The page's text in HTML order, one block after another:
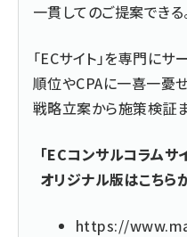
一貫してのご提案できる
「ECサイト」を専門に
順位やCPAに一喜一憂
戦略立案から施策検証ま
「ECコンサルコラムサ
オリジナル版はこちら
https://